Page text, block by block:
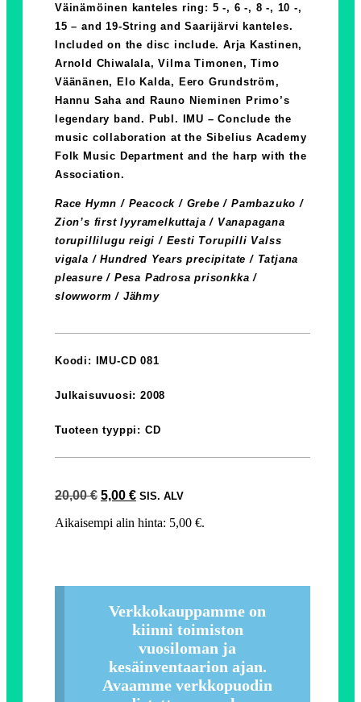
Väinämöinen kanteles ring: 5 -, 6 -, 8 -, 10 -,
15 – and 19-String and Saarijärvi kanteles.
Included on the disc include. Arja Kastinen,
Arnold Chiwalala, Vilma Timonen, Timo
Väänänen, Elo Kalda, Eero Grundström,
Hannu Saha and Rauno Nieminen Primo’s
legendary band. Publ. IMU – Conclude the
music collaboration at the Sibelius Academy
Folk Music Department and the harp with the
Association.
Race Hymn / Peacock / Grebe / Pambazuko /
Zion’s first lyyramelkuttaja / Vanapagana
torupillilugu reigi / Eesti Torupilli Valss
vigala / Hundred Years precipitate / Tatjana
pleasure / Pesa Padrosa prisonkka /
slowworm / Jähmy
Koodi: IMU-CD 081
Julkaisuvuosi: 2008
Tuoteen tyyppi: CD
20,00€ 5,00 € SIS. ALV
Aikaisempi alin hinta: 5,00 €.
Verkkokauppamme on
kiinni toimiston
vuosiloman ja
kesäinventaarion ajan.
Avaamme verkkopuodin